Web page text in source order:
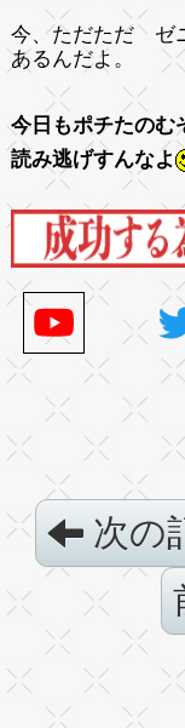
今、ただただ ゼ
あるんだよ。
今日もポチたのむ
読み逃げすんなよ
次の